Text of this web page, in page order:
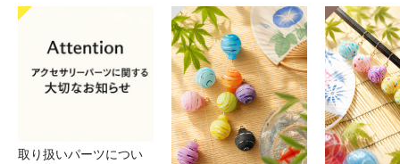
取り扱いパーツについ